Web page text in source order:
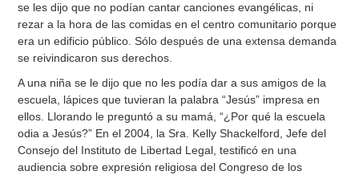
se les dijo que no podían cantar canciones evangélicas, ni
rezar a la hora de las comidas en el centro comunitario porque
era un edificio público. Sólo después de una extensa demanda
se reivindicaron sus derechos.
A una niña se le dijo que no les podía dar a sus amigos de la
escuela, lápices que tuvieran la palabra “Jesús” impresa en
ellos. Llorando le preguntó a su mamá, “¿Por qué la escuela
odia a Jesús?” En el 2004, la Sra. Kelly Shackelford, Jefe del
Consejo del Instituto de Libertad Legal, testificó en una
audiencia sobre expresión religiosa del Congreso de los